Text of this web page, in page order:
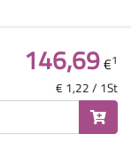
146,69€1
€ 1,22 / 1St